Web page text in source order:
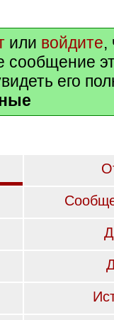
или войдите,
сообщение
его